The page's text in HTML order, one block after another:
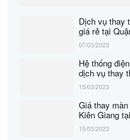
Dịch vụ thay
giá rẻ tại
07/03/2023
Hệ thống
dịch vụ thay
15/03/2023
Giá thay
Kiên Giang
15/03/2023